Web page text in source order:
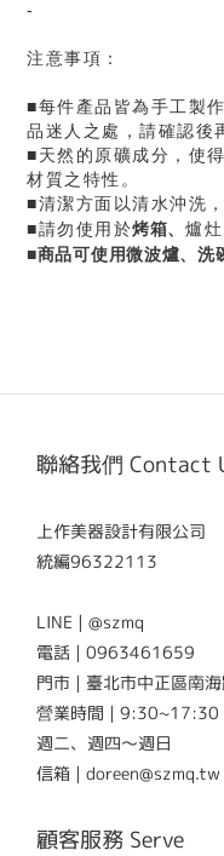
-
注意事項：
■每件產品皆為手工製
品迷人之處，請確認後
■天然的原礦成分，使
材質之特性。
■清潔方面以清水沖洗
■請勿使用於烤箱、爐
■商品可使用微波爐、洗
聯絡我們 Contact
上作美器設計有限公司
統編96322113
LINE | @szmq
電話 | 0963461659
門市 | 臺北市中正區
營業時間 | 9:30~17:30
週二、週四～週日
信箱 | doreen@szmq.tw
顧客服務 Serve